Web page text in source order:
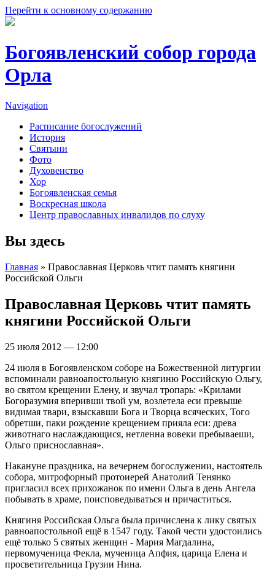
Перейти к основному содержанию
Богоявленский собор города
Орла
Navigation
Расписание богослужений
История
Святыни
Фото
Духовенство
Хор
Богоявленская семья
Воскресная школа
Центр православных инвалидов по слуху
Вы здесь
Главная » Православная Церковь чтит память княгини
Российской Ольги
Православная Церковь чтит память
княгини Российской Ольги
25 июля 2012 — 12:00
24 июля в Богоявленском соборе на Божественной литургии
вспоминали равноапостольную княгиню Российскую Ольгу,
во святом крещении Елену, и звучал тропарь: «Крилами
Богоразумия вперивши твой ум, возлетела еси превыше
видимая твари, взыскавши Бога и Творца всяческих, Того
обретши, паки рождение крещением прияла еси: древа
животнаго наслаждающися, нетленна вовеки пребываеши,
Ольго приснославная».
Накануне праздника, на вечернем богослужении, настоятель
собора, митрофорный протоиерей Анатолий Тенянко
пригласил всех прихожанок по имени Ольга в день Ангела
побывать в храме, поисповедываться и причаститься.
Княгиня Российская Ольга была причислена к лику святых
равноапостольной ещё в 1547 году. Такой чести удостоились
ещё только 5 святых женщин - Мария Магдалина,
первомученица Фекла, мученица Апфия, царица Елена и
просветительница Грузии Нина.